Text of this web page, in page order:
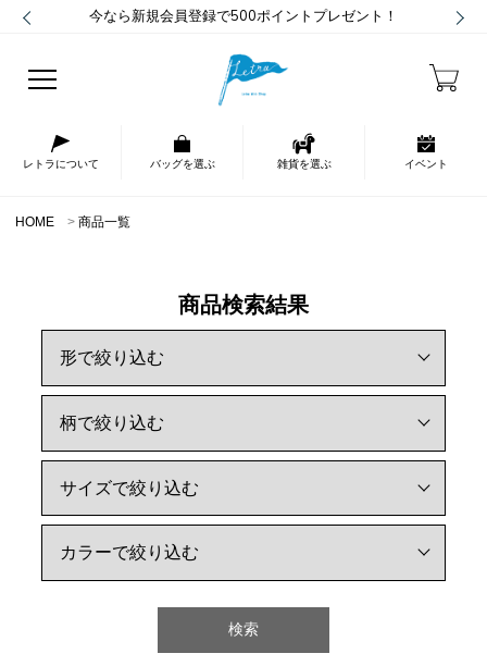
今なら新規会員登録で500ポイントプレゼント！
レトラについて バッグを選ぶ 雑貨を選ぶ イベント
HOME 商品一覧
商品検索結果
検索